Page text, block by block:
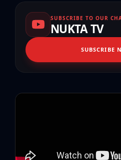
SUBSCRIBE TO OUR
NUKTA TV
SUBSCRIBE